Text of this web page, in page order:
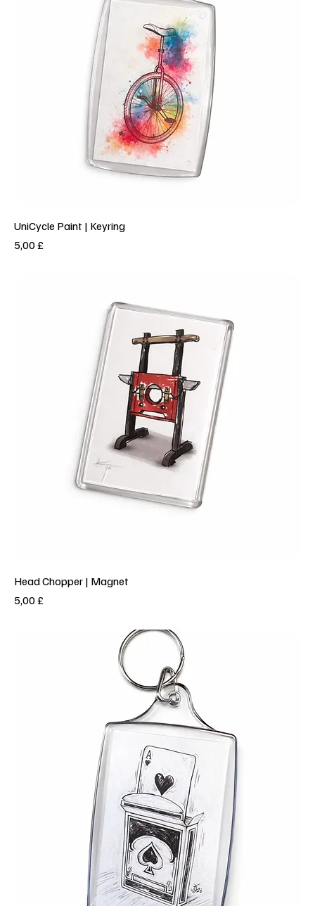
UniCycle Paint | Keyring
Prezzo
5,00 £
Head Chopper | Magnet
Prezzo
5,00 £